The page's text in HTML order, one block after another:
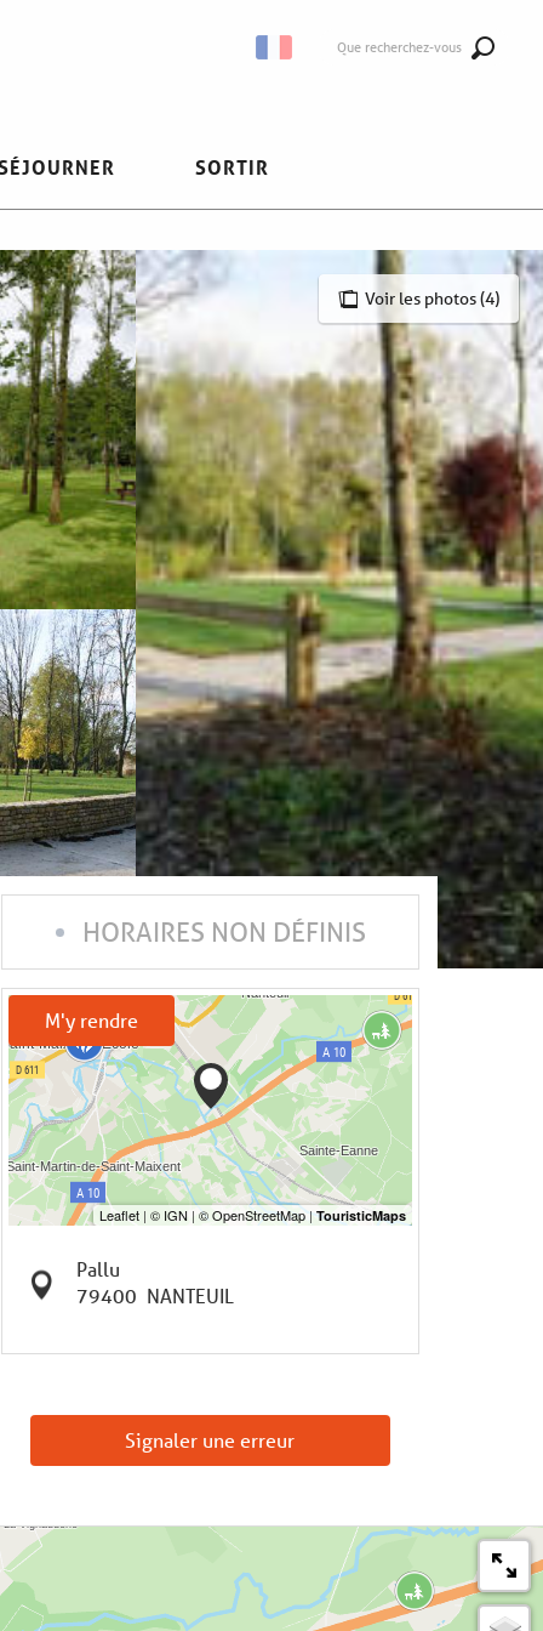
Que recherchez-vous
SORTIR
Voir les photos (4)
HORAIRES NON DÉFINIS
M'y rendre
Pallu
79400 NANTEUIL
Signaler une erreur